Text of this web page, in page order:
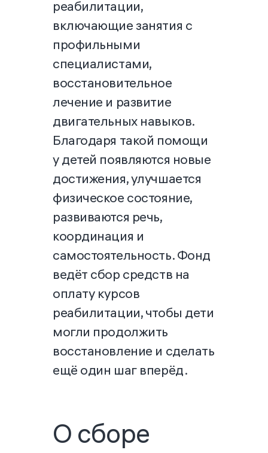
реабилитации,
включающие занятия с
профильными
специалистами,
восстановительное
лечение и развитие
двигательных навыков.
Благодаря такой помощи
у детей появляются новые
достижения, улучшается
физическое состояние,
развиваются речь,
координация и
самостоятельность. Фонд
ведёт сбор средств на
оплату курсов
реабилитации, чтобы дети
могли продолжить
восстановление и сделать
ещё один шаг вперёд.
О сборе